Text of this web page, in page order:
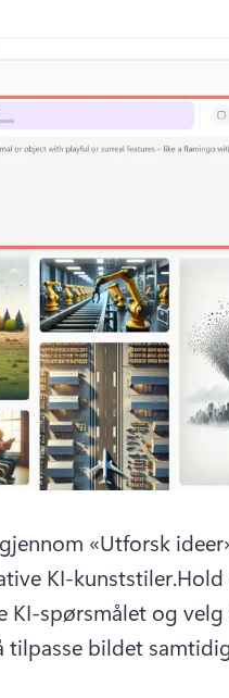
«Utforsk
KI-kunststiler.Hold
KI-spørsmålet og
tilpasse bildet